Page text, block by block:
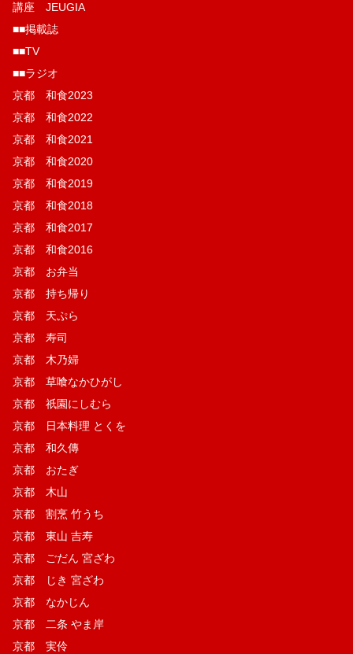
講座 JEUGIA
■■掲載誌
■■TV
■■ラジオ
京都 和食2023
京都 和食2022
京都 和食2021
京都 和食2020
京都 和食2019
京都 和食2018
京都 和食2017
京都 和食2016
京都 お弁当
京都 持ち帰り
京都 天ぷら
京都 寿司
京都 木乃婦
京都 草喰なかひがし
京都 祇園にしむら
京都 日本料理 とくを
京都 和久傳
京都 おたぎ
京都 木山
京都 割烹 竹うち
京都 東山 吉寿
京都 ごだん 宮ざわ
京都 じき 宮ざわ
京都 なかじん
京都 二条 やま岸
京都 実伶